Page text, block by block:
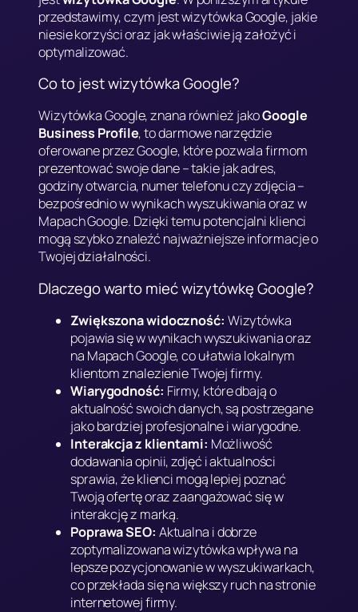
przedstawimy, czym jest wizytówka Google, jakie
niesie korzyści oraz jak właściwie ją założyć i
optymalizować.
Co to jest wizytówka Google?
Wizytówka Google, znana również jakoGoogle
Business Profile, to darmowe narzędzie
oferowane przez Google, które pozwala firmom
prezentować swoje dane – takie jak adres,
godziny otwarcia, numer telefonu czy zdjęcia –
bezpośrednio w wynikach wyszukiwania oraz w
Mapach Google. Dzięki temu potencjalni klienci
mogą szybko znaleźć najważniejsze informacje o
Twojej działalności.
Dlaczego warto mieć wizytówkę Google?
Zwiększona widoczność: Wizytówka
pojawia się w wynikach wyszukiwania oraz
na Mapach Google, co ułatwia lokalnym
klientom znalezienie Twojej firmy.
Wiarygodność: Firmy, które dbają o
aktualność swoich danych, są postrzegane
jako bardziej profesjonalne i wiarygodne.
Interakcja z klientami: Możliwość
dodawania opinii, zdjęć i aktualności
sprawia, że klienci mogą lepiej poznać
Twoją ofertę oraz zaangażować się w
interakcję z marką.
Poprawa SEO: Aktualna i dobrze
zoptymalizowana wizytówka wpływa na
lepsze pozycjonowanie w wyszukiwarkach,
co przekłada się na większy ruch na stronie
internetowej firmy.